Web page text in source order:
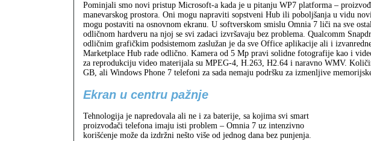
Pominjali smo novi pristup Microsoft‑a kada je u pitanju WP7 platforma –
manevarskog prostora. Oni mogu napraviti sopstveni Hub ili poboljšanja u vidu
mogu postaviti na osnovnom ekranu. U softverskom smislu Omnia 7 liči na sve
odličnom hardveru na njoj se svi zadaci izvršavaju bez problema. Qualcomm
odličnim grafičkim podsistemom zaslužan je da sve Office aplikacije ali i
Marketplace Hub rade odlično. Kamera od 5 Mp pravi solidne fotografije kao i
za reprodukciju video materijala su MPEG‑4, H.263, H2.64 i naravno WMV.
GB, ali Windows Phone 7 telefoni za sada nemaju podršku za izmenljive
Ekran u centru pažnje
Tehnologija je napredovala ali ne i za baterije, sa kojima svi smart
proizvođači telefona imaju isti problem – Omnia 7 uz intenzivno
korišćenje može da izdržni nešto više od jednog dana bez punjenja.